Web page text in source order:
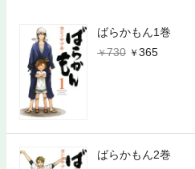
ばらかもん1巻
730
365
ばらかもん2巻